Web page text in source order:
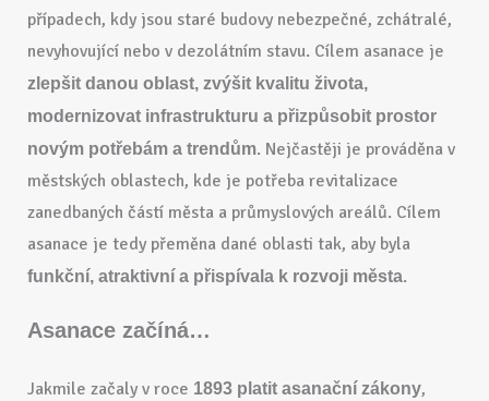
případech, kdy jsou staré budovy nebezpečné, zchátralé,
nevyhovující nebo v dezolátním stavu. Cílem asanace je
zlepšit danou oblast, zvýšit kvalitu života,
modernizovat infrastrukturu a přizpůsobit prostor
novým potřebám a trendům. Nejčastěji je prováděna v
městských oblastech, kde je potřeba revitalizace
zanedbaných částí města a průmyslových areálů. Cílem
asanace je tedy přeměna dané oblasti tak, aby byla
funkční, atraktivní a přispívala k rozvoji města.
Asanace začíná…
Jakmile začaly v roce 1893 platit asanační zákony,